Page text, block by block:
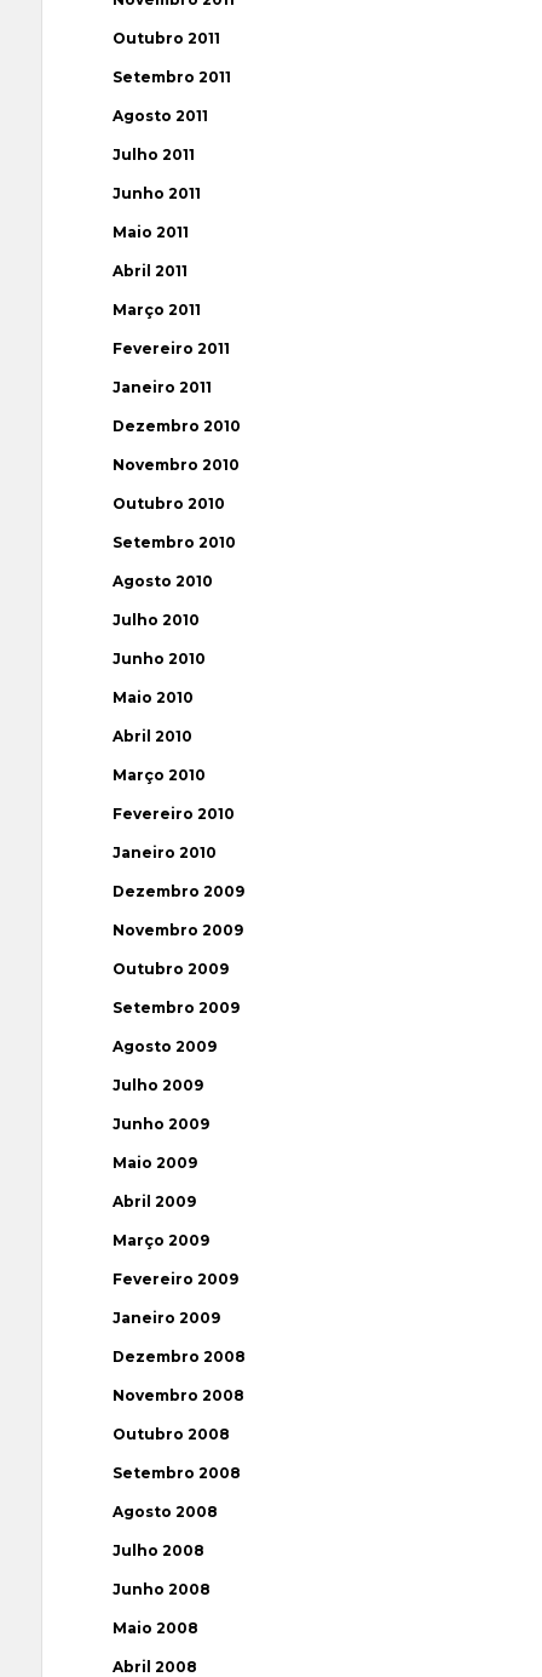
Outubro 2011
Setembro 2011
Agosto 2011
Julho 2011
Junho 2011
Maio 2011
Abril 2011
Março 2011
Fevereiro 2011
Janeiro 2011
Dezembro 2010
Novembro 2010
Outubro 2010
Setembro 2010
Agosto 2010
Julho 2010
Junho 2010
Maio 2010
Abril 2010
Março 2010
Fevereiro 2010
Janeiro 2010
Dezembro 2009
Novembro 2009
Outubro 2009
Setembro 2009
Agosto 2009
Julho 2009
Junho 2009
Maio 2009
Abril 2009
Março 2009
Fevereiro 2009
Janeiro 2009
Dezembro 2008
Novembro 2008
Outubro 2008
Setembro 2008
Agosto 2008
Julho 2008
Junho 2008
Maio 2008
Abril 2008